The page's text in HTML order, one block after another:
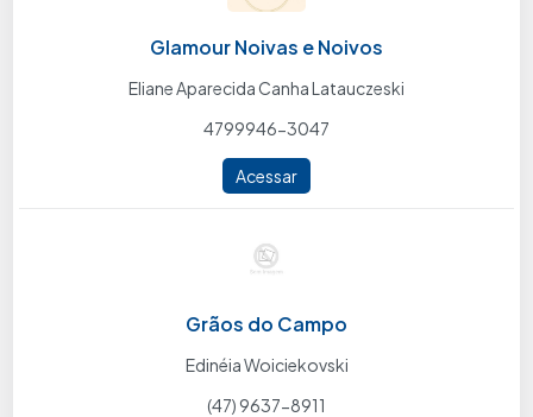
Glamour Noivas e Noivos
Eliane Aparecida Canha Latauczeski
4799946-3047
Acessar
Grãos do Campo
Edinéia Woiciekovski
(47) 9637-8911